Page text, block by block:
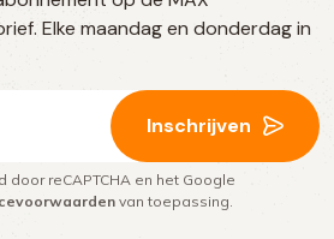
Elke maandag en donderdag in
Inschrijven
reCAPTCHA en het Google
van toepassing.